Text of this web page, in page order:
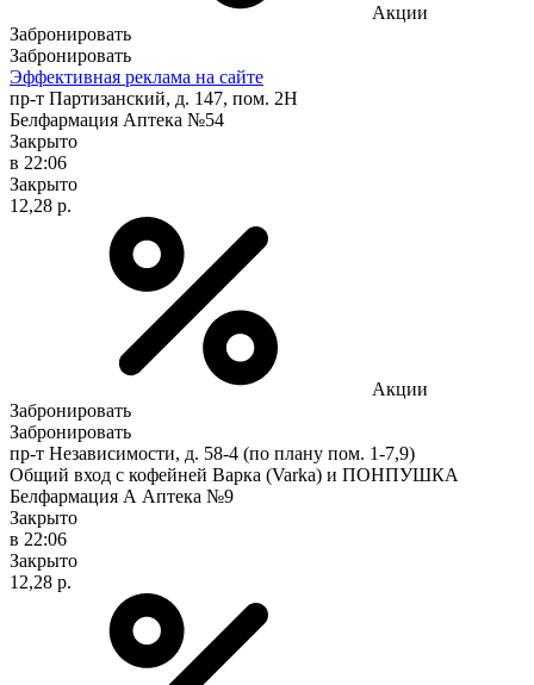
Акции
Забронировать
Забронировать
Эффективная реклама на сайте
пр-т Партизанский, д. 147, пом. 2Н
Белфармация Аптека №54
Закрыто
в 22:06
Закрыто
12,28 р.
Акции
Забронировать
Забронировать
пр-т Независимости, д. 58-4 (по плану пом. 1-7,9)
Общий вход с кофейней Варка (Varka) и ПОНПУШКА
Белфармация А Аптека №9
Закрыто
в 22:06
Закрыто
12,28 р.